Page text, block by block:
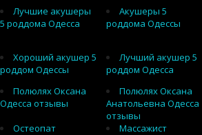
Лучшие акушеры
5 роддома Одесса
Акушеры 5
роддома Одессы
Хороший акушер 5
роддом Одессы
Лучший акушер 5
роддом Одесса
Полюлях Оксана
Одесса отзывы
Полюлях Оксана
Анатольевна Одесса
отзывы
Остеопат
Массажист